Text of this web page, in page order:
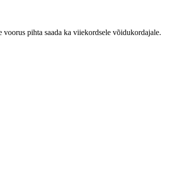
pihta saada ka viiekordsele võidukordajale.